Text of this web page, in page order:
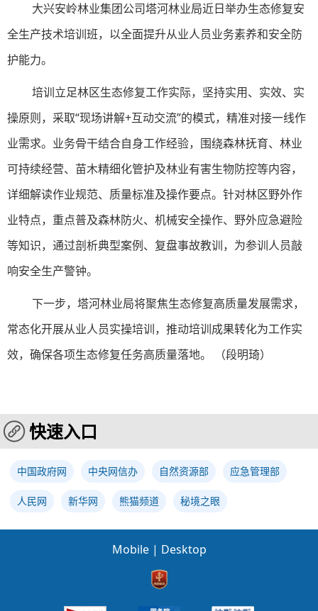
大兴安岭林业集团公司塔河林业局近日举办生态修复安
全生产技术培训班，以全面提升从业人员业务素养和安全防
护能力。
培训立足林区生态修复工作实际，坚持实用、实效、实
操原则，采取“现场讲解+互动交流”的模式，精准对接一线作
业需求。业务骨干结合自身工作经验，围绕森林抚育、林业
可持续经营、苗木精细化管护及林业有害生物防控等内容，
详细解读作业规范、质量标准及操作要点。针对林区野外作
业特点，重点普及森林防火、机械安全操作、野外应急避险
等知识，通过剖析典型案例、复盘事故教训，为参训人员敲
响安全生产警钟。
下一步，塔河林业局将聚焦生态修复高质量发展需求，
常态化开展从业人员实操培训，推动培训成果转化为工作实
效，确保各项生态修复任务高质量落地。 （段明琦）
快速入口
中国政府网 中央网信办 自然资源部 应急管理部
人民网 新华网 熊猫频道 秘境之眼
Mobile | Desktop